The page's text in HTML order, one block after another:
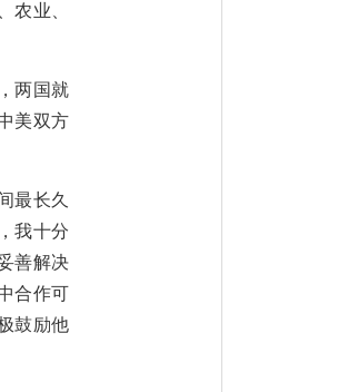
农业、
两国就
美双方
最长久
我十分
善解决
合作可
鼓励他